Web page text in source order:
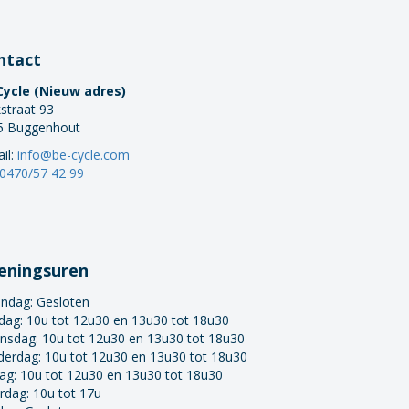
(Nieuw adres)
93
Buggenhout
info@be-cycle.com
0470/57 42 99
Gesloten
10u tot 12u30 en 13u30 tot 18u30
10u tot 12u30 en 13u30 tot 18u30
10u tot 12u30 en 13u30 tot 18u30
10u tot 12u30 en 13u30 tot 18u30
10u tot 17u